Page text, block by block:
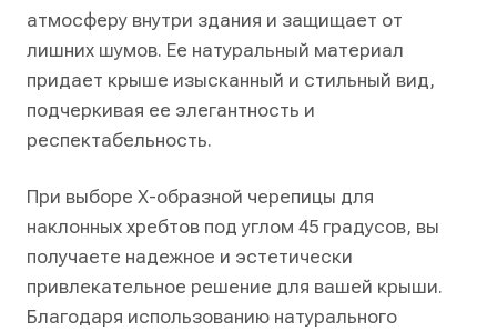
атмосферу внутри здания и защищает от
лишних шумов. Ее натуральный материал
придает крыше изысканный и стильный вид,
подчеркивая ее элегантность и
респектабельность.
При выборе Х-образной черепицы для
наклонных хребтов под углом 45 градусов, вы
получаете надежное и эстетически
привлекательное решение для вашей крыши.
Благодаря использованию натурального